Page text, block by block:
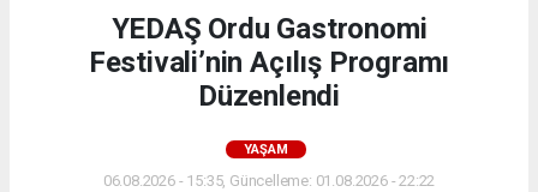
YEDAŞ Ordu Gastronomi
Festivali’nin Açılış Programı
Düzenlendi
YAŞAM
06.08.2026 - 15:35, Güncelleme: 01.08.2026 - 22:22